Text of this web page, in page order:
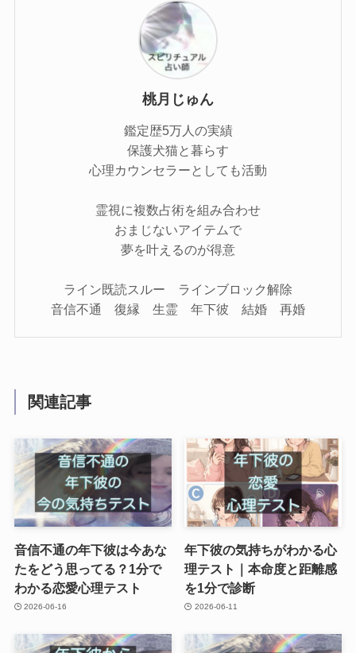
桃月じゅん
鑑定歴5万人の実績
保護犬猫と暮らす
心理カウンセラーとしても活動
霊視に複数占術を組み合わせ
おまじないアイテムで
夢を叶えるのが得意
ライン既読スルー ラインブロック解除
音信不通 復縁 生霊 年下彼 結婚 再婚
関連記事
音信不通の年下彼は今あな
たをどう思ってる？1分で
わかる恋愛心理テスト
2026-06-16
年下彼の気持ちがわかる心
理テスト｜本命度と距離感
を1分で診断
2026-06-11